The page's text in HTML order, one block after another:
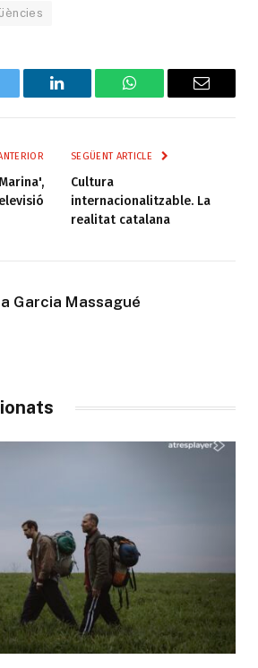
LinkedIn WhatsAppEmail
SEGÜENT ARTICLE
Cultura
internacionalitzable. La
realitat catalana
Garcia Massagué